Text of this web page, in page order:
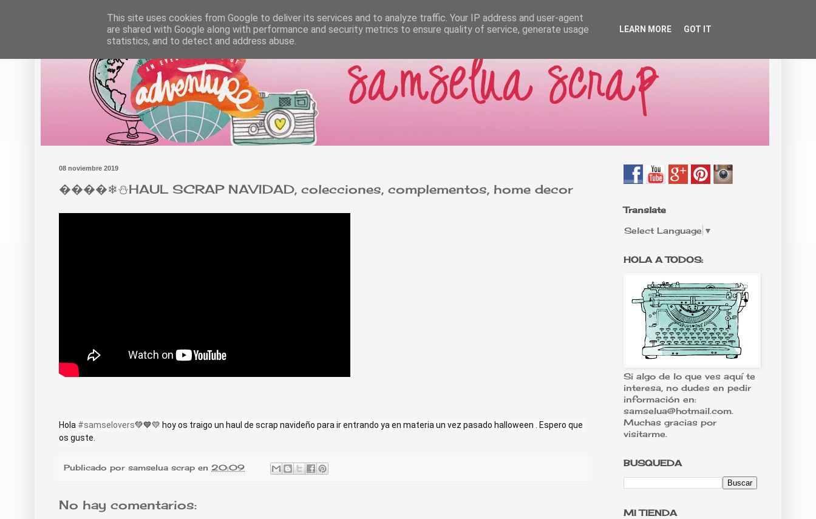
08 noviembre 2019
����❄⛄HAUL SCRAP NAVIDAD, colecciones, complementos, home decor
Hola #samselovers💚💙💛 hoy os traigo un haul de scrap navideño para ir entrando ya en materia un vez pasado halloween . Espero que
os guste.
Publicado por samselua scrap en 20:09
No hay comentarios:
Translate
Select Language ▼
HOLA A TODOS:
Si algo de lo que ves aquí te
interesa, no dudes en pedir
información en:
samselua@hotmail.com.
Muchas gracias por
visitarme.
BUSQUEDA
MI TIENDA
This site uses cookies from Google to deliver its services and to analyze traffic. Your IP address and user-agent
are shared with Google along with performance and security metrics to ensure quality of service, generate usage
statistics, and to detect and address abuse.
LEARN MORE GOT IT